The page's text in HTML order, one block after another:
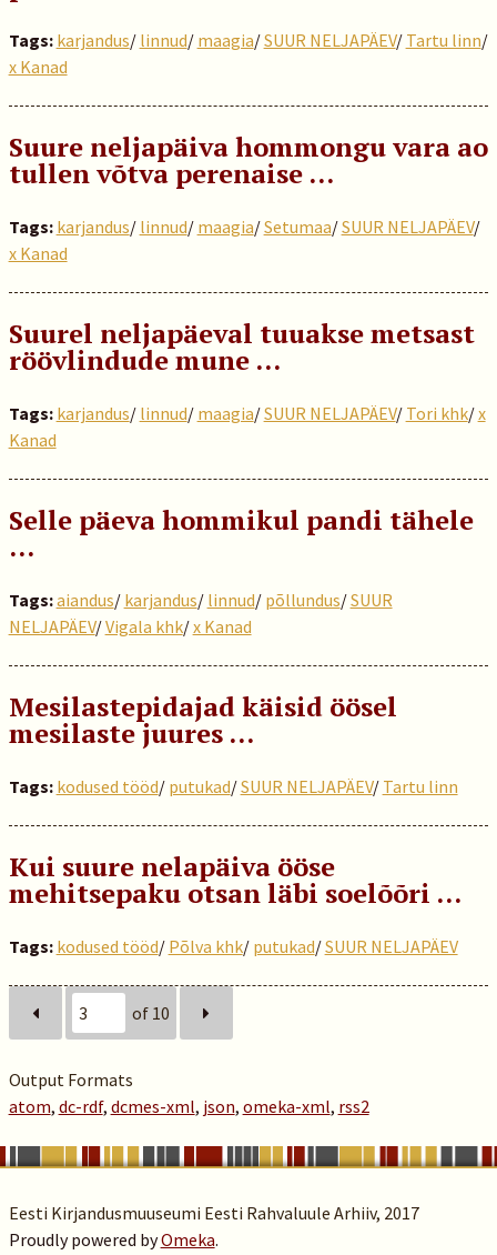
Tags: karjandus/ linnud/ maagia/SUUR NELJAPÄEV/ Tartu linn/
x Kanad
Suure neljapäiva hommongu vara ao
tullen võtva perenaise …
Tags: karjandus/ linnud/ maagia/Setumaa/SUUR NELJAPÄEV/
x Kanad
Suurel neljapäeval tuuakse metsast
röövlindude mune …
Tags: karjandus/ linnud/ maagia/SUUR NELJAPÄEV/ Tori khk/x
Kanad
Selle päeva hommikul pandi tähele
…
Tags:aiandus/ karjandus/ linnud/ põllundus/SUUR
NELJAPÄEV/Vigala khk/x Kanad
Mesilastepidajad käisid öösel
mesilaste juures …
Tags: kodused tööd/ putukad/SUUR NELJAPÄEV/ Tartu linn
Kui suure nelapäiva ööse
mehitsepaku otsan läbi soelõõri …
Tags: kodused tööd/ Põlva khk/ putukad/SUUR NELJAPÄEV
of 10
Output Formats
atom, dc-rdf, dcmes-xml, json, omeka-xml, rss2
Eesti Kirjandusmuuseumi Eesti Rahvaluule Arhiiv, 2017
Proudly powered byOmeka.